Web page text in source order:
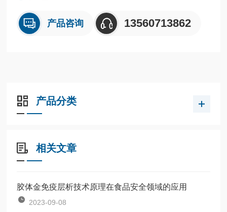
产品咨询 13560713862
产品分类
相关文章
胶体金免疫层析技术原理在食品安全领域的应用
2023-09-08